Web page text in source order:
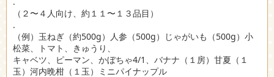
（２〜４人向け、約１１〜１３品目）
.
（例）玉ねぎ（約500g）人参（500g）じゃがいも（500g）小
松菜、トマト、きゅうり、
キャベツ、ピーマン、かぼちゃ4/1、バナナ（１房）甘夏（１
玉）河内晩柑（１玉）ミニパイナップル